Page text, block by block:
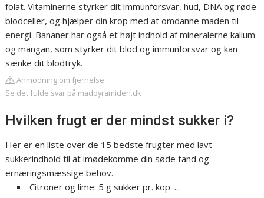
folat. Vitaminerne styrker dit immunforsvar, hud, DNA og røde
blodceller, og hjælper din krop med at omdanne maden til
energi. Bananer har også et højt indhold af mineralerne kalium
og mangan, som styrker dit blod og immunforsvar og kan
sænke dit blodtryk.
Anmodning om fjernelse
Se det fulde svar på madpyramiden.dk
Hvilken frugt er der mindst sukker i?
Her er en liste over de 15 bedste frugter med lavt
sukkerindhold til at imødekomme din søde tand og
ernæringsmæssige behov.
Citroner og lime: 5 g sukker pr. kop. ...